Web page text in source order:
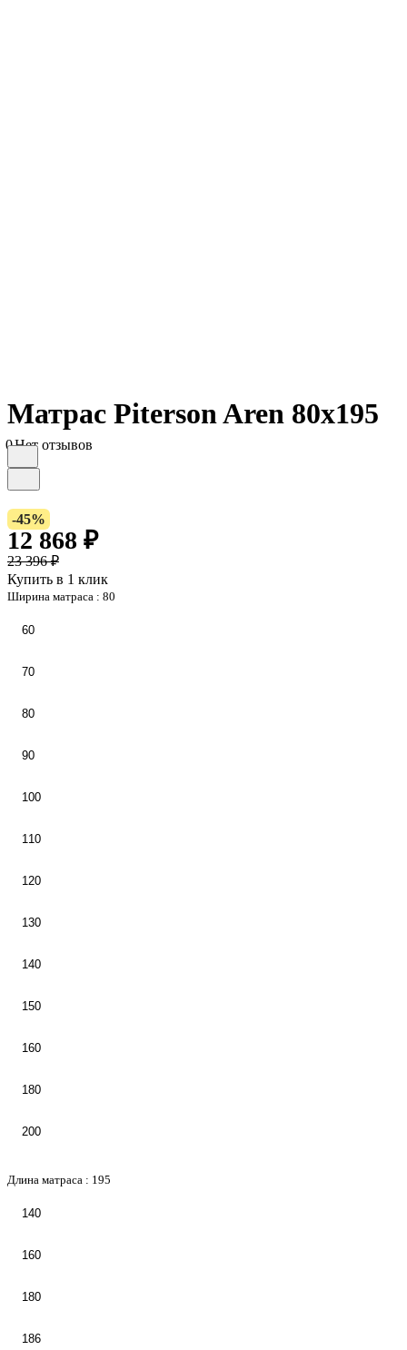
Матрас Piterson Aren 80х195
0Нет отзывов
-45%
12 868 ₽
23 396 ₽
Купить в 1 клик
Ширина матраса : 80
60
70
80
90
100
110
120
130
140
150
160
180
200
Длина матраса : 195
140
160
180
186